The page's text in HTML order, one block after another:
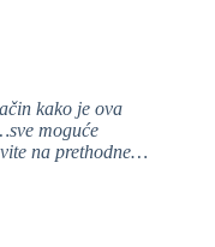
kako je ova
moguće
na prethodne…